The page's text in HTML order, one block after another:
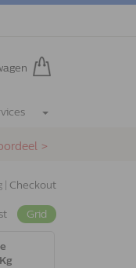
>
Checkout
Grid